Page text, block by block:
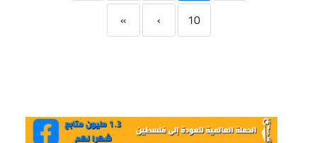
10
›
»